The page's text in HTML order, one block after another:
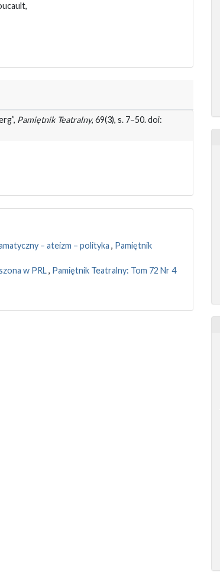
Pamiętnik Teatralny, 69(3), s. 7–50. doi:
– ateizm – polityka , Pamiętnik
w PRL, Pamiętnik Teatralny: Tom 72 Nr 4